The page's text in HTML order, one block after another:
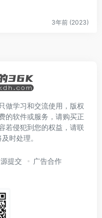
3年前 (2023)
做学习和交流使用，版权
的软件或服务，请购买正
若侵犯到您的权益，请联
时处理。
提交 广告合作